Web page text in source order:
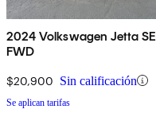
2024 Volkswagen Jetta SE
FWD
$20,900 Sin calificación
Se aplican tarifas